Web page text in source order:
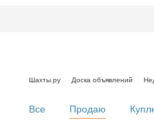
Шахты.ру Доска объявлений
Все Продаю